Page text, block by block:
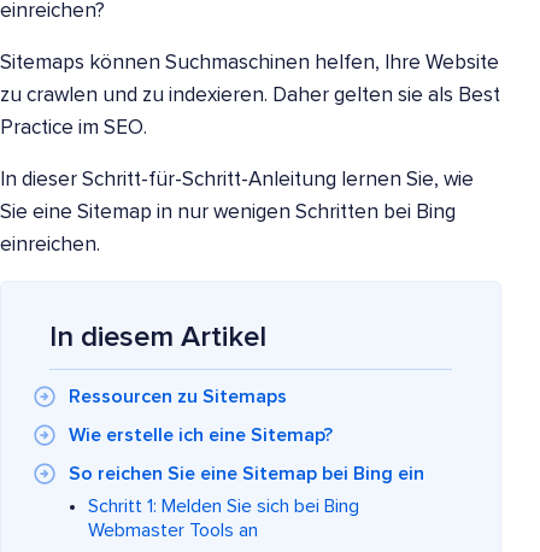
einreichen?
Sitemaps können Suchmaschinen helfen, Ihre Website
zu crawlen und zu indexieren. Daher gelten sie als Best
Practice im SEO.
In dieser Schritt-für-Schritt-Anleitung lernen Sie, wie
Sie eine Sitemap in nur wenigen Schritten bei Bing
einreichen.
In diesem Artikel
Ressourcen zu Sitemaps
Wie erstelle ich eine Sitemap?
So reichen Sie eine Sitemap bei Bing ein
Schritt 1: Melden Sie sich bei Bing
Webmaster Tools an